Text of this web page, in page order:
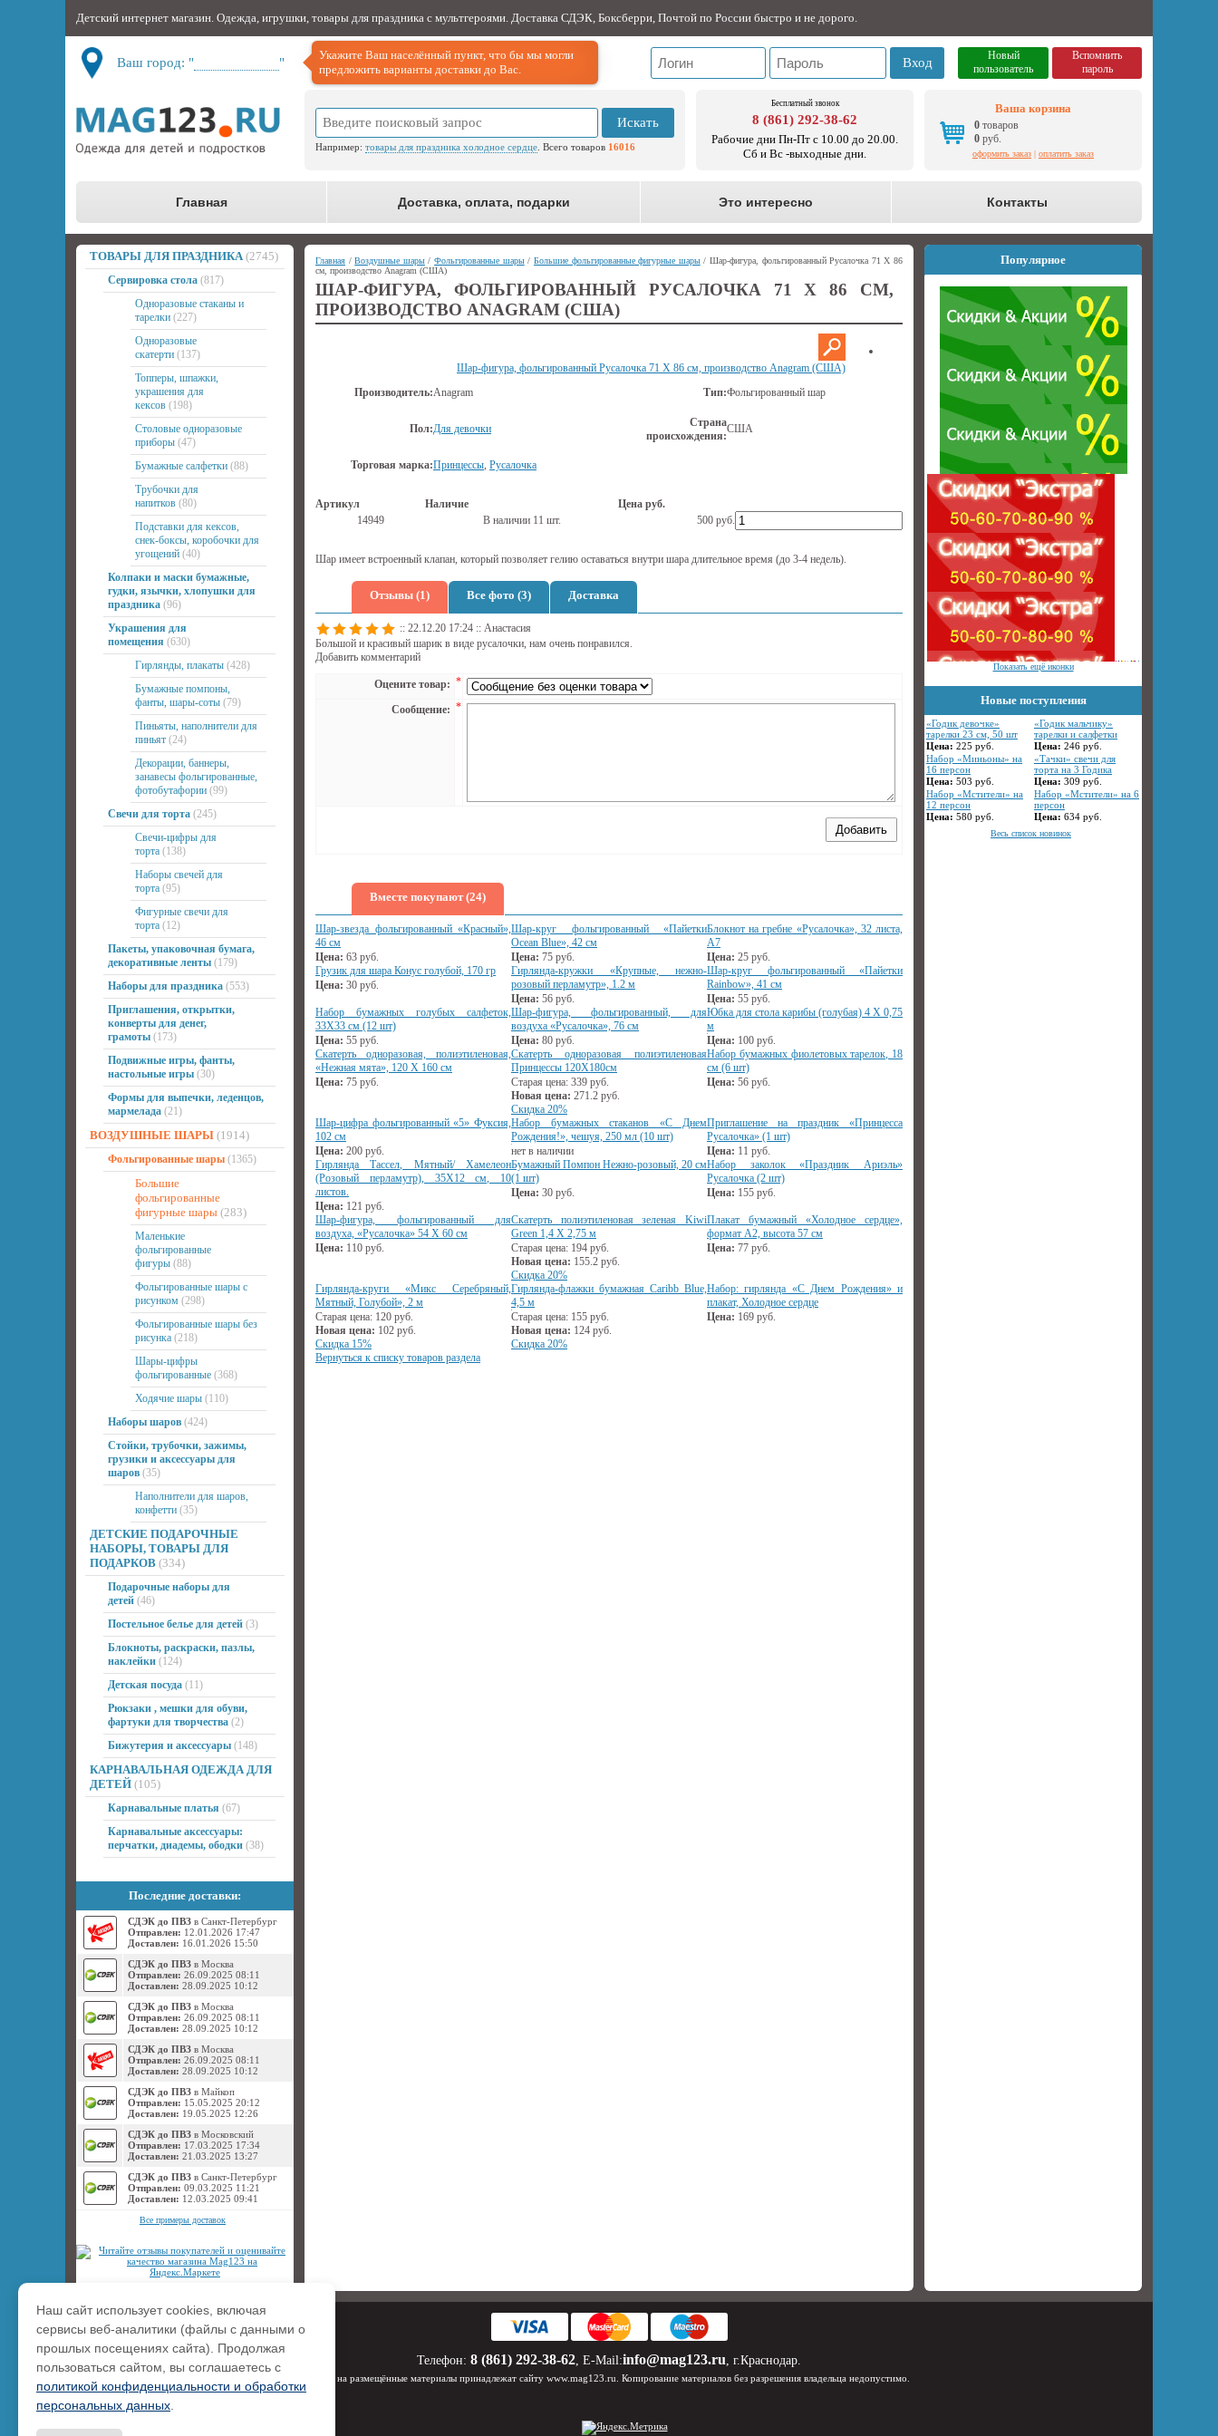
Детский интернет магазин. Одежда, игрушки, товары для праздника с мультгероями. Доставка СДЭК, Боксберри, Почтой по России быстро и не дорого.
Ваш город: " "
Укажите Ваш населённый пункт, что бы мы могли
предложить варианты доставки до Вас.
Вход
Новый
пользователь
Вспомнить
пароль
Искать
Например: товары для праздника холодное сердце . Всего товаров 16016
Бесплатный звонок
8 (861) 292-38-62
Рабочие дни Пн-Пт с 10.00 до 20.00.
Сб и Вс -выходные дни.
Ваша корзина
0 товаров
0 руб.
оформить заказ | оплатить заказ
Главная Доставка, оплата, подарки Это интересно Контакты
ТОВАРЫ ДЛЯ ПРАЗДНИКА (2745)
Сервировка стола (817)
Одноразовые стаканы и
тарелки (227)
Одноразовые
скатерти (137)
Топперы, шпажки,
украшения для
кексов (198)
Столовые одноразовые
приборы (47)
Бумажные салфетки (88)
Трубочки для
напитков (80)
Подставки для кексов,
снек-боксы, коробочки для
угощений (40)
Колпаки и маски бумажные,
гудки, язычки, хлопушки для
праздника (96)
Украшения для
помещения (630)
Гирлянды, плакаты (428)
Бумажные помпоны,
фанты, шары-соты (79)
Пиньяты, наполнители для
пиньят (24)
Декорации, баннеры,
занавесы фольгированные,
фотобутафории (99)
Свечи для торта (245)
Свечи-цифры для
торта (138)
Наборы свечей для
торта (95)
Фигурные свечи для
торта (12)
Пакеты, упаковочная бумага,
декоративные ленты (179)
Наборы для праздника (553)
Приглашения, открытки,
конверты для денег,
грамоты (173)
Подвижные игры, фанты,
настольные игры (30)
Формы для выпечки, леденцов,
мармелада (21)
ВОЗДУШНЫЕ ШАРЫ (1914)
Фольгированные шары (1365)
Большие
фольгированные
фигурные шары (283)
Маленькие
фольгированные
фигуры (88)
Фольгированные шары с
рисунком (298)
Фольгированные шары без
рисунка (218)
Шары-цифры
фольгированные (368)
Ходячие шары (110)
Наборы шаров (424)
Стойки, трубочки, зажимы,
грузики и аксессуары для
шаров (35)
Наполнители для шаров,
конфетти (35)
ДЕТСКИЕ ПОДАРОЧНЫЕ
НАБОРЫ, ТОВАРЫ ДЛЯ
ПОДАРКОВ (334)
Подарочные наборы для
детей (46)
Постельное белье для детей (3)
Блокноты, раскраски, пазлы,
наклейки (124)
Детская посуда (11)
Рюкзаки , мешки для обуви,
фартуки для творчества (2)
Бижутерия и аксессуары (148)
КАРНАВАЛЬНАЯ ОДЕЖДА ДЛЯ
ДЕТЕЙ (105)
Карнавальные платья (67)
Карнавальные аксессуары:
перчатки, диадемы, ободки (38)
Последние доставки:
СДЭК до ПВЗ в Санкт-Петербург
Отправлен: 12.01.2026 17:47
Доставлен: 16.01.2026 15:50
СДЭК до ПВЗ в Москва
Отправлен: 26.09.2025 08:11
Доставлен: 28.09.2025 10:12
СДЭК до ПВЗ в Москва
Отправлен: 26.09.2025 08:11
Доставлен: 28.09.2025 10:12
СДЭК до ПВЗ в Москва
Отправлен: 26.09.2025 08:11
Доставлен: 28.09.2025 10:12
СДЭК до ПВЗ в Майкоп
Отправлен: 15.05.2025 20:12
Доставлен: 19.05.2025 12:26
СДЭК до ПВЗ в Московский
Отправлен: 17.03.2025 17:34
Доставлен: 21.03.2025 13:27
СДЭК до ПВЗ в Санкт-Петербург
Отправлен: 09.03.2025 11:21
Доставлен: 12.03.2025 09:41
Все примеры доставок
Главная /Воздушные шары/Фольгированные шары/ Большие фольгированные фигурные шары/ Шар-фигура, фольгированный Русалочка 71 Х 86
см, производство Anagram (США)
ШАР-ФИГУРА, ФОЛЬГИРОВАННЫЙ РУСАЛОЧКА 71 Х 86 СМ,
ПРОИЗВОДСТВО ANAGRAM (США)
Шар-фигура, фольгированный Русалочка 71 Х 86 см, производство Anagram (США)
Производитель:Anagram Тип:Фольгированный шар
Пол:Для девочки
Страна
происхождения:
США
Торговая марка:Принцессы, Русалочка
Артикул Наличие
Цена руб.
14949
В наличии 11 шт. 500 руб.
Шар имеет встроенный клапан, который позволяет гелию оставаться внутри шара длительное время (до 3-4 недель).
Отзывы (1) Все фото (3) Доставка
:: 22.12.20 17:24 :: Анастасия
Большой и красивый шарик в виде русалочки, нам очень понравился.
Добавить комментарий
Оцените товар: *
Сообщение: *
Вместе покупают (24)
Шар-звезда фольгированный «Красный»,
46 см
Цена: 63 руб.
Шар-круг фольгированный «Пайетки
Ocean Blue», 42 см
Цена: 75 руб.
Блокнот на гребне «Русалочка», 32 листа,
А7
Цена: 25 руб.
Грузик для шара Конус голубой, 170 гр
Цена: 30 руб.
Гирлянда-кружки «Крупные, нежно-
розовый перламутр», 1.2 м
Цена: 56 руб.
Шар-круг фольгированный «Пайетки
Rainbow», 41 см
Цена: 55 руб.
Набор бумажных голубых салфеток,
33Х33 см (12 шт)
Цена: 55 руб.
Шар-фигура, фольгированный, для
воздуха «Русалочка», 76 см
Цена: 80 руб.
Юбка для стола карибы (голубая) 4 Х 0,75
м
Цена: 100 руб.
Скатерть одноразовая, полиэтиленовая,
«Нежная мята», 120 Х 160 см
Цена: 75 руб.
Скатерть одноразовая полиэтиленовая
Принцессы 120Х180см
Старая цена: 339 руб.
Новая цена: 271.2 руб.
Скидка 20%
Набор бумажных фиолетовых тарелок, 18
см (6 шт)
Цена: 56 руб.
Шар-цифра фольгированный «5» Фуксия,
102 см
Цена: 200 руб.
Набор бумажных стаканов «С Днем
Рождения!», чешуя, 250 мл (10 шт)
нет в наличии
Приглашение на праздник «Принцесса
Русалочка» (1 шт)
Цена: 11 руб.
Гирлянда Тассел, Мятный/ Хамелеон
(Розовый перламутр), 35Х12 см, 10
листов.
Цена: 121 руб.
Бумажный Помпон Нежно-розовый, 20 см
(1 шт)
Цена: 30 руб.
Набор заколок «Праздник Ариэль»
Русалочка (2 шт)
Цена: 155 руб.
Шар-фигура, фольгированный для
воздуха, «Русалочка» 54 Х 60 см
Цена: 110 руб.
Скатерть полиэтиленовая зеленая Kiwi
Green 1,4 Х 2,75 м
Старая цена: 194 руб.
Новая цена: 155.2 руб.
Скидка 20%
Плакат бумажный «Холодное сердце»,
формат А2, высота 57 см
Цена: 77 руб.
Гирлянда-круги «Микс Серебряный,
Мятный, Голубой», 2 м
Старая цена: 120 руб.
Новая цена: 102 руб.
Скидка 15%
Гирлянда-флажки бумажная Caribb Blue,
4,5 м
Старая цена: 155 руб.
Новая цена: 124 руб.
Скидка 20%
Набор: гирлянда «С Днем Рождения» и
плакат, Холодное сердце
Цена: 169 руб.
Вернуться к списку товаров раздела
Популярное
Показать ещё иконки
Новые поступления
«Годик девочке»
тарелки 23 см, 50 шт
Цена: 225 руб.
«Годик мальчику»
тарелки и салфетки
Цена: 246 руб.
Набор «Миньоны» на
16 персон
Цена: 503 руб.
«Тачки» свечи для
торта на 3 Годика
Цена: 309 руб.
Набор «Мстители» на
12 персон
Цена: 580 руб.
Набор «Мстители» на 6
персон
Цена: 634 руб.
Весь список новинок
Телефон: 8 (861) 292-38-62, E-Mail:info@mag123.ru, г.Краснодар.
Права на размещённые материалы принадлежат сайту www.mag123.ru. Копирование материалов без разрешения владельца недопустимо.
Наш сайт использует cookies, включая
сервисы веб-аналитики (файлы с данными о
прошлых посещениях сайта). Продолжая
пользоваться сайтом, вы соглашаетесь с
политикой конфиденциальности и обработки
персональных данных